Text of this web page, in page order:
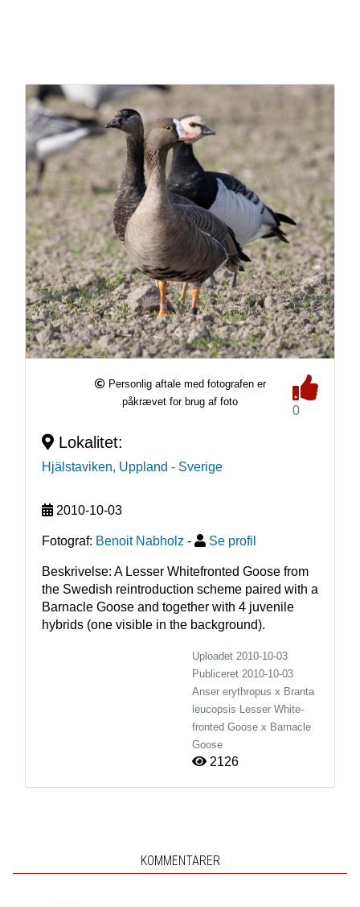
Personlig aftale med fotografen er
påkrævet for brug af foto
0
Lokalitet:
Hjälstaviken, Uppland - Sverige
2010-10-03
Fotograf: Benoit Nabholz - Se profil
Beskrivelse: A Lesser Whitefronted Goose from
the Swedish reintroduction scheme paired with a
Barnacle Goose and together with 4 juvenile
hybrids (one visible in the background).
Uploadet 2010-10-03
Publiceret 2010-10-03
Anser erythropus x Branta
leucopsis Lesser White-
fronted Goose x Barnacle
Goose
2126
KOMMENTARER